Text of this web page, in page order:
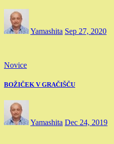
Yamashita Sep 27, 2020
Novice
BOŽIČEK V GRAČIŠČU
Yamashita Dec 24, 2019